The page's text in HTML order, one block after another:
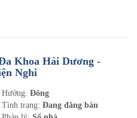
Khoa Hải Dương -
Nghi
Hướng: Đông
Tình trạng: Đang đăng bán